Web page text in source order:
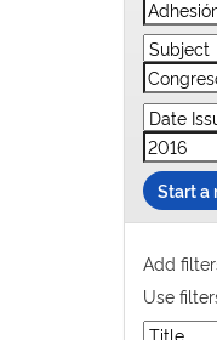
Start a
Add
Use